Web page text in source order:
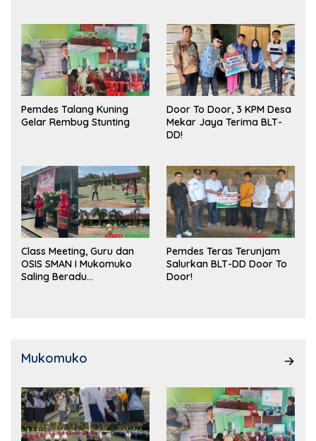
Pasar
Pemdes Talang Kuning
Gelar Rembug Stunting
Door To Door, 3 KPM Desa
Mekar Jaya Terima BLT-
DD!
Class Meeting, Guru dan
OSIS SMAN I Mukomuko
Saling Beradu
Pemdes Teras Terunjam
Salurkan BLT-DD Door To
Door!
Mukomuko